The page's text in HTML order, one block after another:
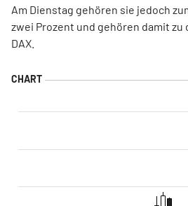
Am Dienstag gehören sie jedoch
zwei Prozent und gehören damit
DAX.